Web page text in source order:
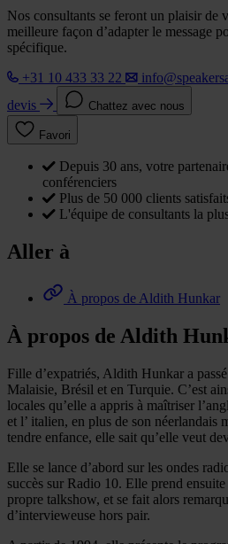
Nos consultants se feront un plaisir de
meilleure façon d’adapter le message
spécifique.
+31 10 433 33 22
devis
Chattez avec nous
Favori
Depuis 30 ans, votre
conférenciers
Plus de 50 000 clients
L'équipe de consultants la
Aller à
À propos de Aldith Hunkar
À propos de Aldith
Fille d’expatriés, Aldith Hunkar a
Malaisie, Brésil et en Turquie. C’est
locales qu’elle a appris à maîtriser
et l’ italien, en plus de son néerlandais
tendre enfance, elle sait qu’elle veut
Elle se lance d’abord sur les ondes
succès sur Radio 10. Elle prend
propre talkshow, et se fait alors
d’intervieweuse hors pair.